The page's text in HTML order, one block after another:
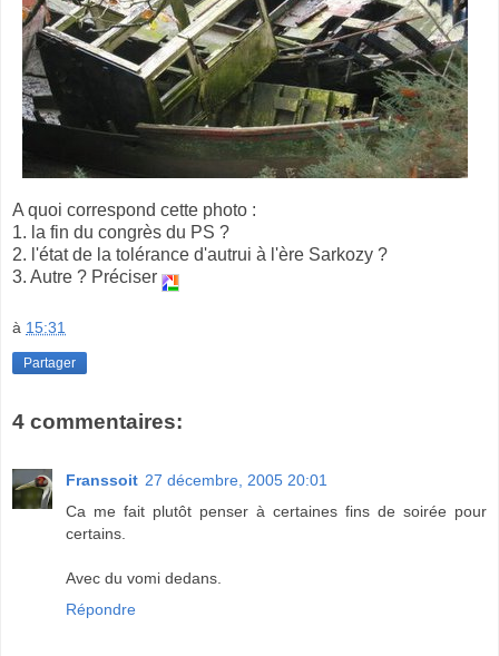
A quoi correspond cette photo :
1. la fin du congrès du PS ?
2. l'état de la tolérance d'autrui à l'ère Sarkozy ?
3. Autre ? Préciser
à 15:31
Partager
4 commentaires:
Franssoit 27 décembre, 2005 20:01
Ca me fait plutôt penser à certaines fins de soirée pour
certains.
Avec du vomi dedans.
Répondre